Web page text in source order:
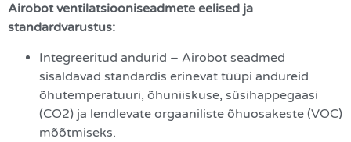
Airobot ventilatsiooniseadmete eelised ja
standardvarustus:
Integreeritud andurid – Airobot seadmed
sisaldavad standardis erinevat tüüpi andureid
õhutemperatuuri, õhuniiskuse, süsihappegaasi
(CO2) ja lendlevate orgaaniliste õhuosakeste (VOC)
mõõtmiseks.